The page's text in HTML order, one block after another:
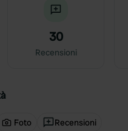
30
Recensioni
Foto Recensioni